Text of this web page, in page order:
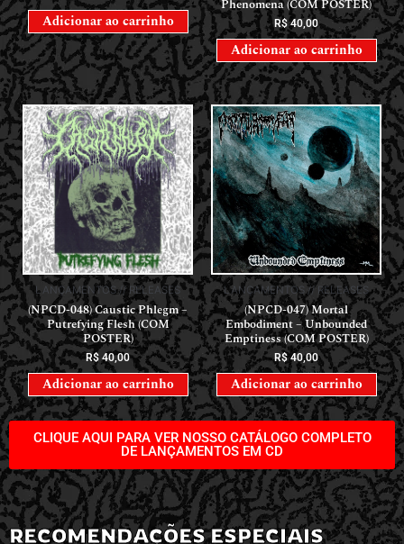
Adicionar ao carrinho
Phenomena (COM POSTER)
R$40,00
Adicionar ao carrinho
LANÇAMENTOS // RELEASES
(NPCD-048) Caustic Phlegm –
Putrefying Flesh (COM
POSTER)
R$ 40,00
Adicionar ao carrinho
LANÇAMENTOS // RELEASES
(NPCD-047) Mortal
Embodiment – Unbounded
Emptiness (COM POSTER)
R$40,00
Adicionar ao carrinho
CLIQUE AQUI PARA VER NOSSO CATÁLOGO COMPLETO
DE LANÇAMENTOS EM CD
RECOMENDAÇÕES ESPECIAIS